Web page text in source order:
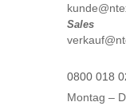
Sales
0800 018
Montag –